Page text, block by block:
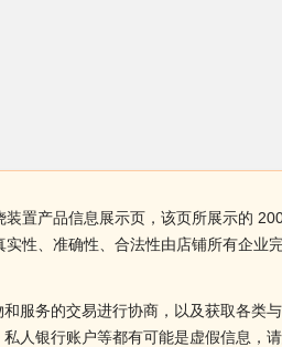
置产品信息展示页，该页所展示的
性、准确性、合法性由店铺所有企
服务的交易进行协商，以及获取各
人银行账户等都有可能是虚假信息，